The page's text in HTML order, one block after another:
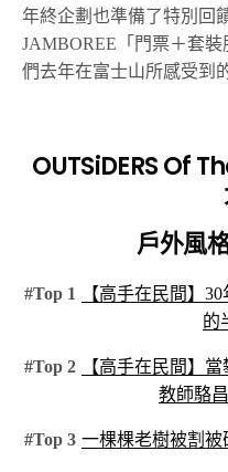
年終企劃也準備了特別回
JAMBOREE「門票＋套
們去年在富士山所感受到
OUTSiDERS Of
戶外風
#Top 1
【高手在民間】
的
#Top 2
【高手在民間】
教師駱
#Top 3 一棵棵老樹被割被